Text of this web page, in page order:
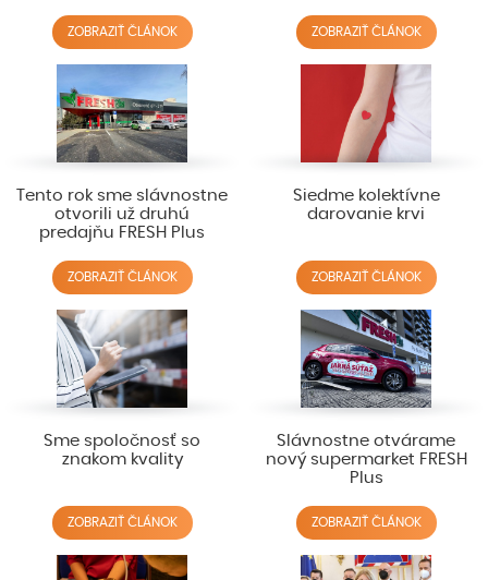
ZOBRAZIŤ ČLÁNOK ZOBRAZIŤ ČLÁNOK
Tento rok sme slávnostne
otvorili už druhú
predajňu FRESH Plus
ZOBRAZIŤ ČLÁNOK
Siedme kolektívne
darovanie krvi
ZOBRAZIŤ ČLÁNOK
Sme spoločnosť so
znakom kvality
ZOBRAZIŤ ČLÁNOK
Slávnostne otvárame
nový supermarket FRESH
Plus
ZOBRAZIŤ ČLÁNOK